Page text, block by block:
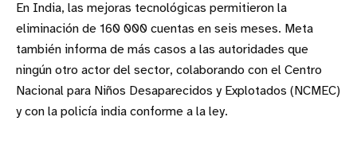
En India, las mejoras tecnológicas permitieron la
eliminación de 160 000 cuentas en seis meses. Meta
también informa de más casos a las autoridades que
ningún otro actor del sector, colaborando con el Centro
Nacional para Niños Desaparecidos y Explotados (NCMEC)
y con la policía india conforme a la ley.